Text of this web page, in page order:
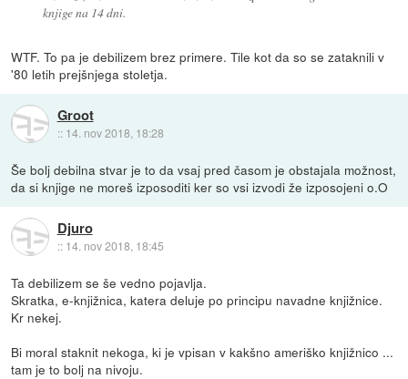
knjige na 14 dni.
WTF. To pa je debilizem brez primere. Tile kot da so se zataknili v
'80 letih prejšnjega stoletja.
Groot
:: 14. nov 2018, 18:28
Še bolj debilna stvar je to da vsaj pred časom je obstajala možnost,
da si knjige ne moreš izposoditi ker so vsi izvodi že izposojeni o.O
Djuro
:: 14. nov 2018, 18:45
Ta debilizem se še vedno pojavlja.
Skratka, e-knjižnica, katera deluje po principu navadne knjižnice.
Kr nekej.
Bi moral staknit nekoga, ki je vpisan v kakšno ameriško knjižnico ...
tam je to bolj na nivoju.